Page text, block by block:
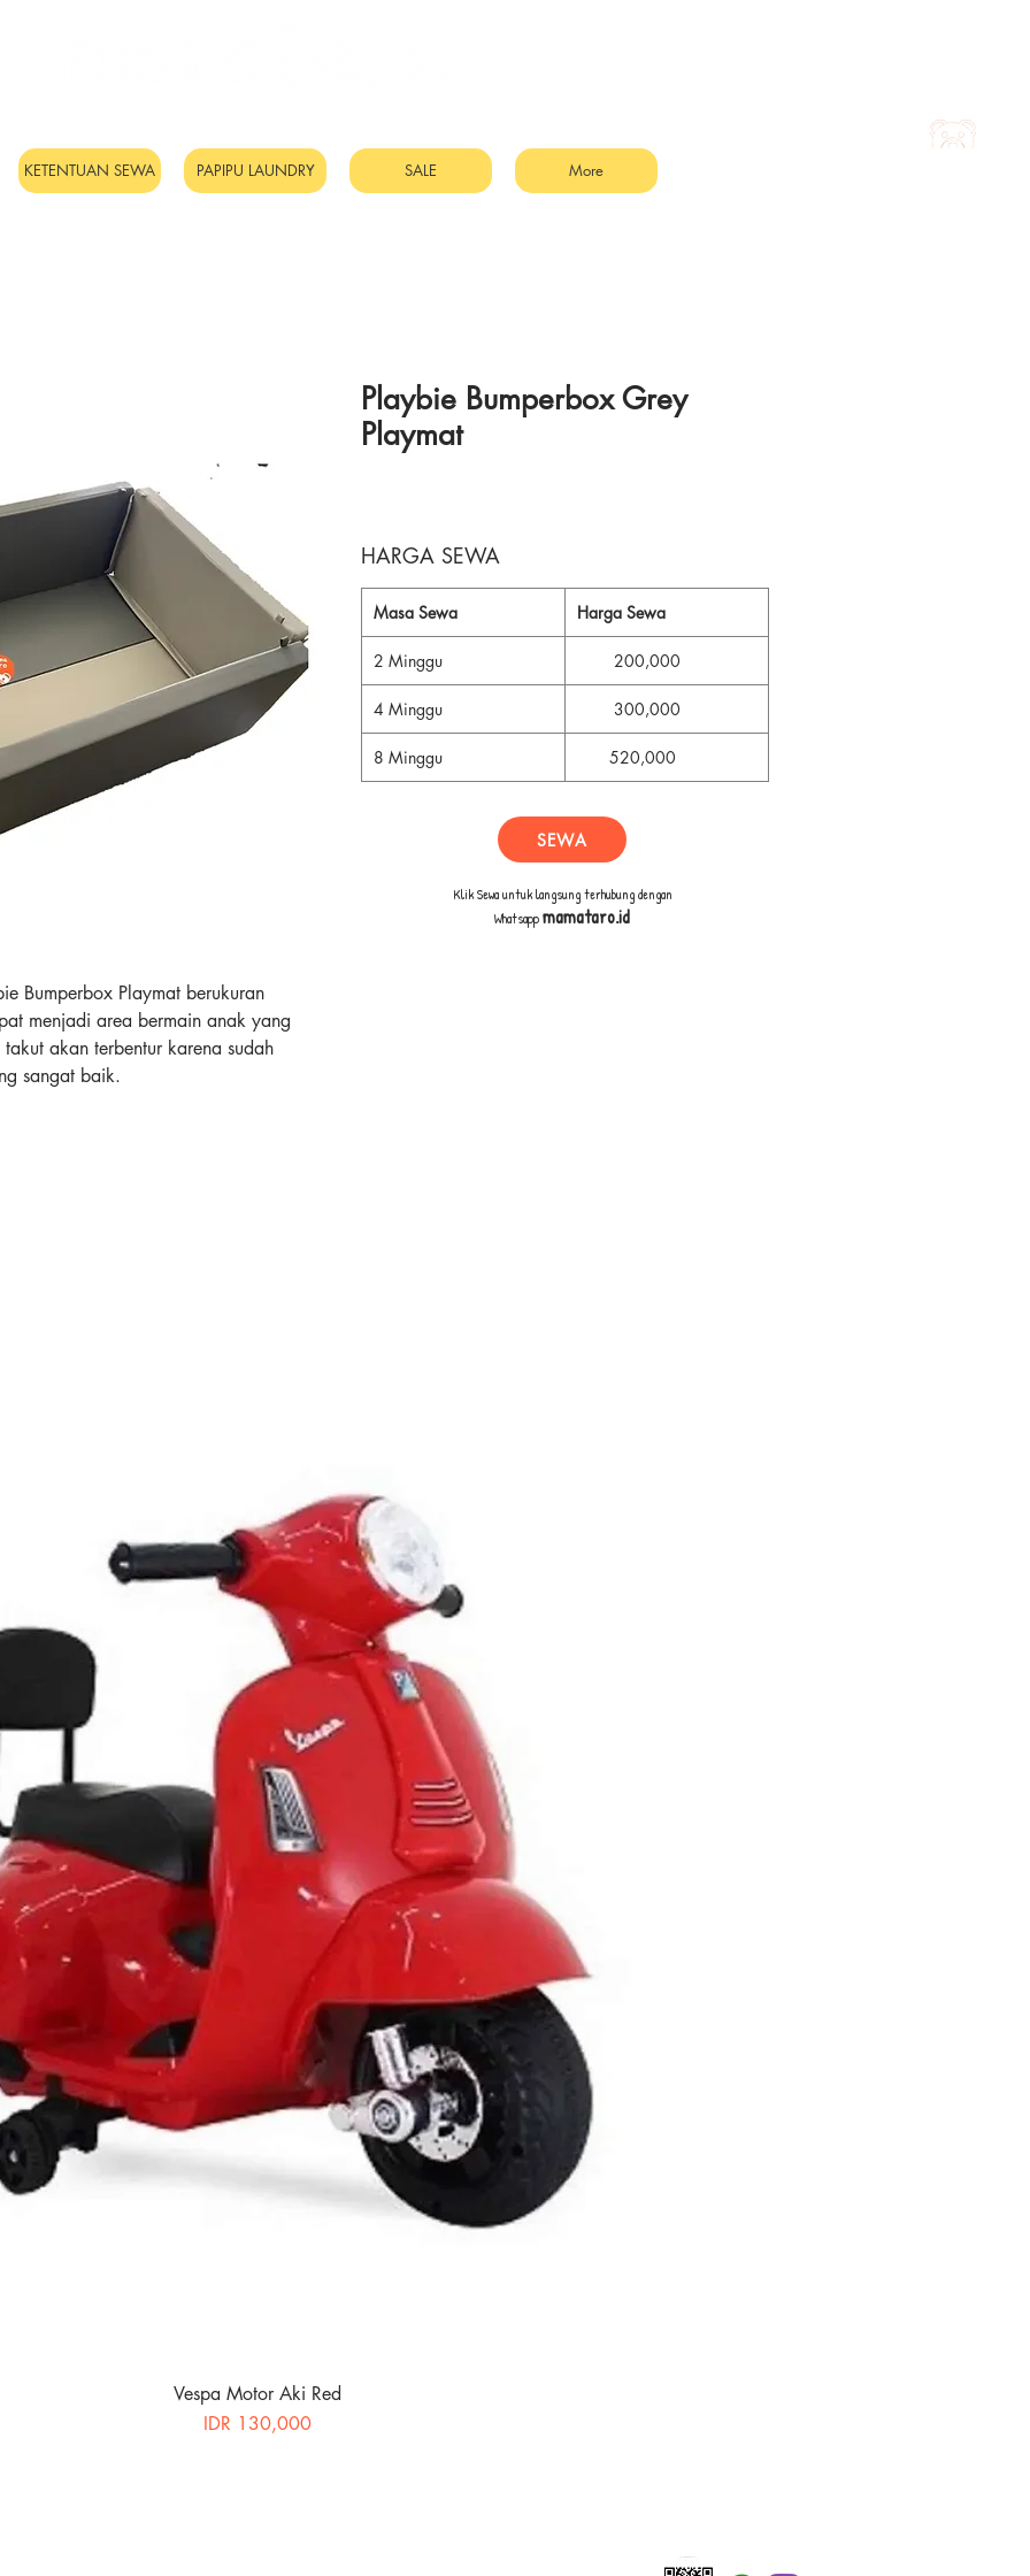
KETENTUAN SEWA PAPIPU LAUNDRY SALE More
Bumperbox Playmat berukuran
menjadi area bermain anak yang
akan terbentur karena sudah
sangat baik.
Playbie Bumperbox Grey
Playmat
HARGA SEWA
Masa Sewa Harga Sewa
2 Minggu 200,000
4 Minggu 300,000
8 Minggu 520,000
Klik Sewa untuk langsung terhubung dengan
Whatsappmamataro.id
SEWA
Vespa Motor Aki Red
Price
IDR 130,000